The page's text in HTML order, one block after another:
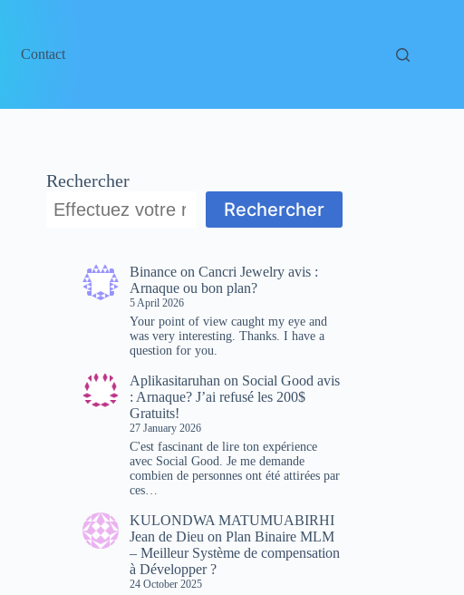
Contact
Rechercher
Rechercher
Binance onCancri Jewelry avis :
Arnaque ou bon plan?
5 April 2026
Your point of view caught my eye and
was very interesting. Thanks. I have a
question for you.
Aplikasitaruhan on Social Good avis
: Arnaque? J’ai refusé les 200$
Gratuits!
27 January 2026
C'est fascinant de lire ton expérience
avec Social Good. Je me demande
combien de personnes ont été attirées par
ces…
KULONDWA MATUMUABIRHI
Jean de Dieu onPlan Binaire MLM
– Meilleur Système de compensation
à Développer ?
24 October 2025